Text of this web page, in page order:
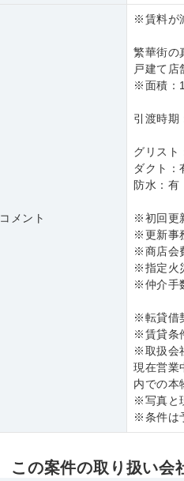
コメント
※賃料が
繁華街の
戸建て店
※面積：
引渡時期
グリスト
ダクト：
防水：有
※初回更
※更新事
※商店会
※指定火
※仲介手
※転貸借
※賃貸条
※取扱会
現在営業
内での本
※写真と
※条件は
この案件の取り扱い会